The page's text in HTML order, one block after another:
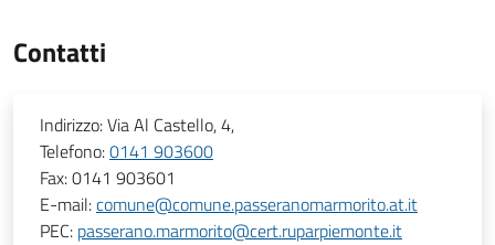
Contatti
Indirizzo:Via Al Castello, 4,
Telefono:0141 903600
Fax:0141 903601
E-mail:comune@comune.passeranomarmorito.at.it
PEC: passerano.marmorito@cert.ruparpiemonte.it